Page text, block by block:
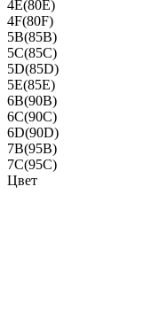
4E(80E)
4F(80F)
5B(85B)
5C(85C)
5D(85D)
5E(85E)
6B(90B)
6C(90C)
6D(90D)
7B(95B)
7C(95C)
Цвет